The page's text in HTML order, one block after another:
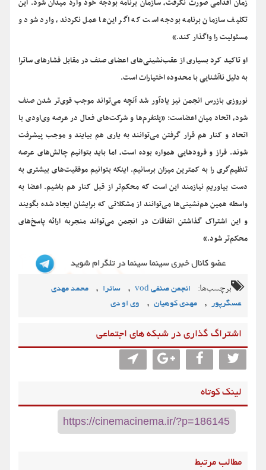
زمان اقدامی صورت نگرفت، سازمان برنامه بودجه خود وارد میدان شود. این
تکلیف سازمان برنامه بودجه است که اگر این‌ها عمل نکردند، وارد شود و
مسئولیت را واگذار کند.»
او تاکید کرد بسیاری از عقب‌نشینی‌های اعضای صنف در مقابل فشارهای ساترا
به دلیل ناآشنایی با محدوده اختیارات است.
نوروزی بازرس انجمن نیز یادآور شد آنچه می‌تواند موجب قوی‌تر شدن صنف
شود، اتحاد میان اعضاست: «پلتفرم‌ها و شرکت‌های فعال در عرصه وی‌او‌دی با
اتحاد و کنار هم قرار گرفتن می‌توانند به یاری هم بیایند و موجب پیشرفت
شوند. فراز و فرودهایی همواره بوده است، اما باید بتوانیم چالش‌های عرصه
تنظیم‌گری را به کمترین میزان برسانیم. اینکه بتوانیم موفقیت‌های بیشتری به
دست بیاوریم نیازمند این است که محکم‌تر از قبل کنار هم باشیم. اعضا به
واسطه همین هم‌نشینی‌ها می‌توانند از مشکلاتی که برایشان ایجاد شده بگویند
و این اشتراک گذاشتن اتفاقات در انجمن می‌تواند منجربه ارائه پاسخ‌های
محکم‌تر شود.»
برچسب‌ها: انجمن صنفی vod , ساترا ,
محمد مهدی
عسگرپور , مهدی کوهیان , وی او دی
اشتراگ گذاری در شبکه های اجتماعی
لینک کوتاه
مطالب مرتبط